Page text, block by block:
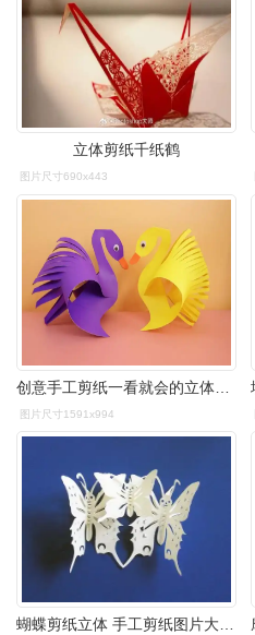
立体剪纸千纸鹤
图片尺寸690x443
图片尺寸1591x994
蝴蝶剪纸立体 手工剪纸图片大全简单-蒲城教育文学网